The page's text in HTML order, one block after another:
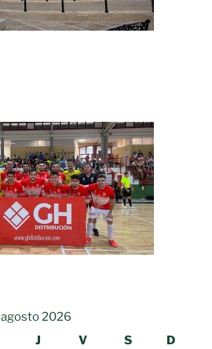
agosto 2026
J V S D